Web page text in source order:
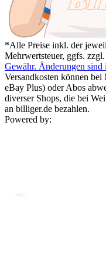
*Alle Preise inkl. der
Mehrwertsteuer, ggfs.
Gewähr. Änderungen
Versandkosten können
eBay Plus) oder Abos
diverser Shops, die bei
an billiger.de bezahlen.
Powered by: